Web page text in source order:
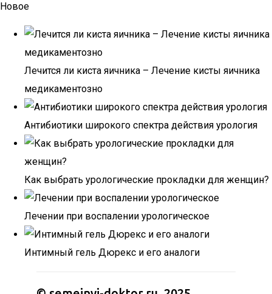
Новое
Лечится ли киста яичника – Лечение кисты яичника
медикаментозно
Антибиотики широкого спектра действия урология
Как выбрать урологические прокладки для женщин?
Лечении при воспалении урологическое
Интимный гель Дюрекс и его аналоги